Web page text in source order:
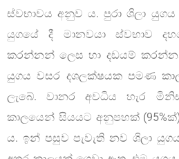
ස්වභාවය අනුව ය. පුරා ශිලා
යුගයේ දී මානවයා ස්වභාව
කරන්නන් ලෙස හා දඩයම්
යුගය වසර දශලක්ෂයක පමණ
ලැබේ. වානර අවධිය හැර
කාලයෙන් සියයට අනුපහක්
ය. ඉන් පසුව පැවැති නව ශිලා යුගය